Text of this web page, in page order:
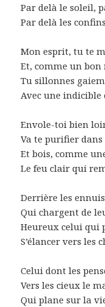
Par delà le soleil,
Par delà les
Mon esprit, tu te
Et, comme un bon
Tu sillonnes
Avec une
Envole-toi bien
Va te purifier dans
Et bois, comme
Le feu clair qui
Derrière les
Qui chargent de
Heureux celui qui
S’élancer vers les
Celui dont les
Vers les cieux le
Qui plane sur la